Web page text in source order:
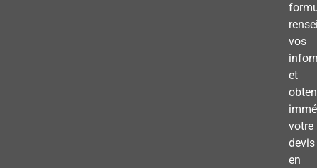
vos
et
votre
devis
en